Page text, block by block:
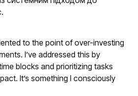
to the point of over-investing
I’ve addressed this by
blocks and prioritizing tasks
It’s something I consciously